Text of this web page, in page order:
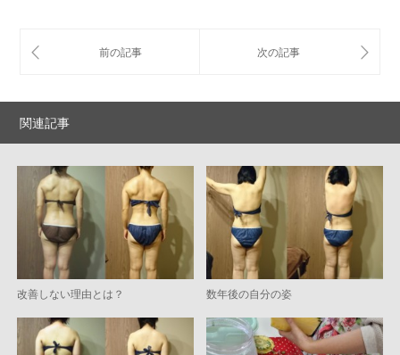
関連記事
改善しない理由とは？ 数年後の自分の姿